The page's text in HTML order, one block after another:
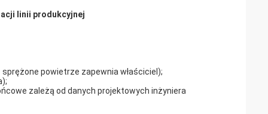
linii produkcyjnej
powietrze zapewnia właściciel);
zależą od danych projektowych inżyniera